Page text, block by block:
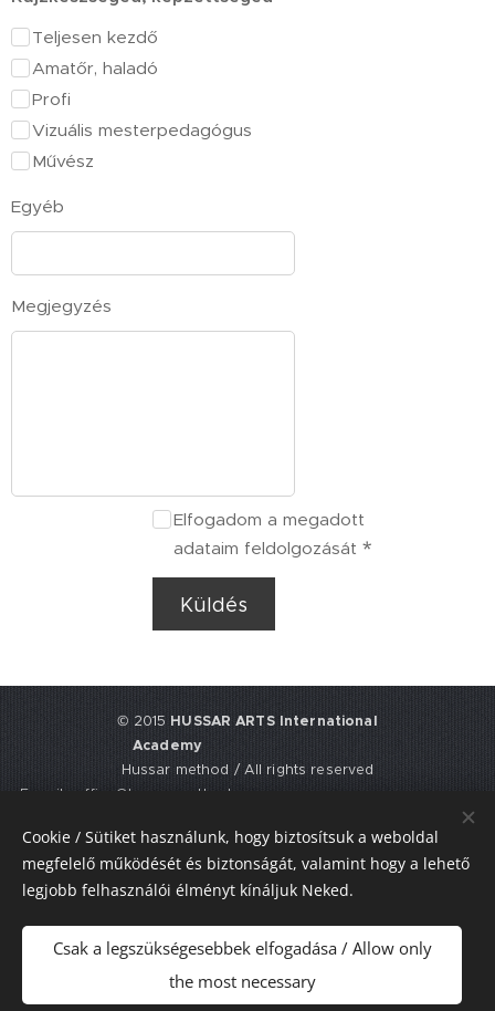
Teljesen kezdő
Amatőr, haladó
Profi
Vizuális mesterpedagógus
Művész
Egyéb
Megjegyzés
Elfogadom a megadott
adataim feldolgozását
Küldés
© 2015 HUSSAR ARTS International
Academy
Hussar method / All rights reserved
E-mail: office@hussarmethod.com
Flat 3, 9. Fisher Place, EH17 8UY,
Edinburgh, UNITED KINGDOM
Nyelvek
Magyar
American English
Cookie / Sütiket használunk, hogy biztosítsuk a weboldal
megfelelő működését és biztonságát, valamint hogy a lehető
legjobb felhasználói élményt kínáljuk Neked.
Csak a legszükségesebbek elfogadása / Allow only
the most necessary